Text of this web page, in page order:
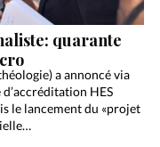
quarante
a annoncé via
HES
le lancement du «projet